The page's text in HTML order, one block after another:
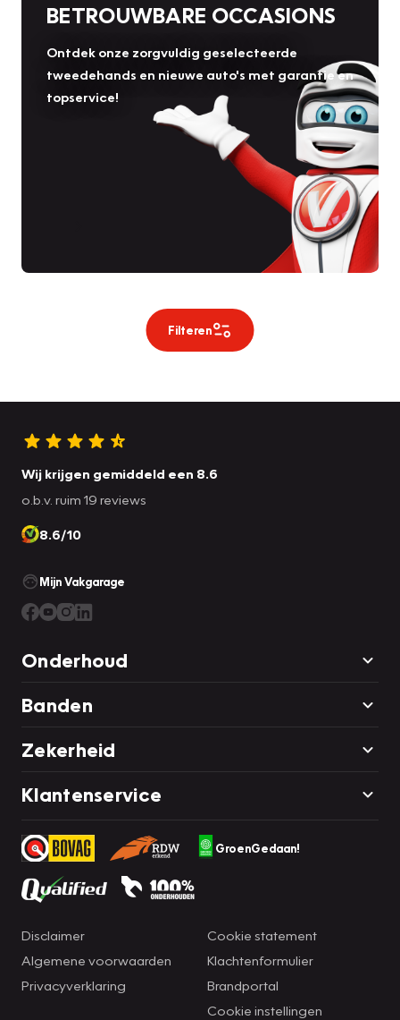
BETROUWBARE OCCASIONS
Ontdek onze zorgvuldig geselecteerde
tweedehands en nieuwe auto's met garantie en
topservice!
Filteren
Wij krijgen gemiddeld een 8.6
o.b.v. ruim 19 reviews
8.6/10
Mijn Vakgarage
Onderhoud
Banden
Zekerheid
Klantenservice
GroenGedaan!
Disclaimer
Algemene voorwaarden
Privacyverklaring
Cookie statement
Klachtenformulier
Brandportal
Cookie instellingen